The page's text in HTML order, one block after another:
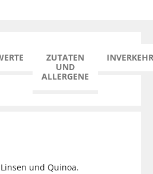
ZUTATEN
UND
ALLERGENE
und Quinoa.